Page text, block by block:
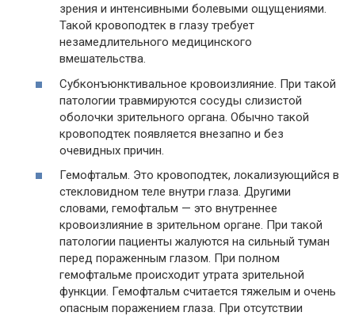
зрения и интенсивными болевыми ощущениями.
Такой кровоподтек в глазу требует
незамедлительного медицинского
вмешательства.
Субконъюнктивальное кровоизлияние. При такой
патологии травмируются сосуды слизистой
оболочки зрительного органа. Обычно такой
кровоподтек появляется внезапно и без
очевидных причин.
Гемофтальм. Это кровоподтек, локализующийся в
стекловидном теле внутри глаза. Другими
словами, гемофтальм — это внутреннее
кровоизлияние в зрительном органе. При такой
патологии пациенты жалуются на сильный туман
перед пораженным глазом. При полном
гемофтальме происходит утрата зрительной
функции. Гемофтальм считается тяжелым и очень
опасным поражением глаза. При отсутствии